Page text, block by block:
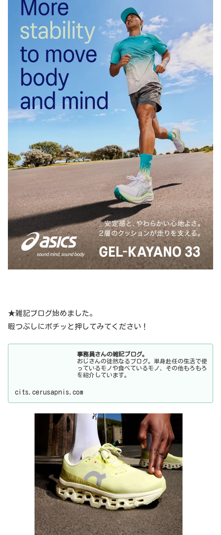
★雑記ブログ始めました。
暇つぶしにポチッと押してみてください！
事務員さんの雑記ブログ。
おじさんの徒然なるブログ。単身赴任の生活で使
っているモノや食べているモノ、その他もろもろ
を紹介しています。
cits.cerusapnis.com